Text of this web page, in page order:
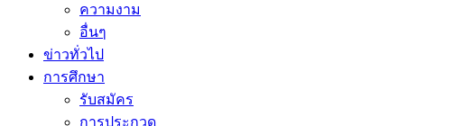
ความงาม
อื่นๆ
ข่าวทั่วไป
การศึกษา
รับสมัคร
การประกวด